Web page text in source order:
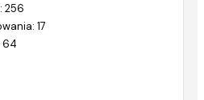
256
17
64